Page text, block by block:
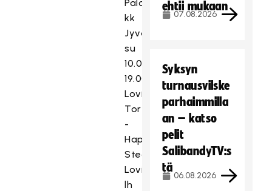
Palokan
kk
Jyväskylä
su
10.04.2022
19.00
Loviisan
Tor
-
Happee
Steamers
Loviisan
lh
ehtii mukaan
07.08.2026
Syksyn
turnausvilske
parhaimmilla
an – katso
pelit
SalibandyTV:s
tä
06.08.2026